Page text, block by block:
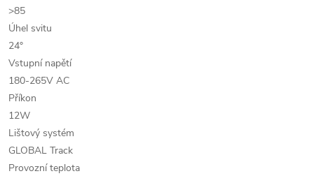
>85
Úhel svitu
24°
Vstupní napětí
180-265V AC
Příkon
12W
Lištový systém
GLOBAL Track
Provozní teplota